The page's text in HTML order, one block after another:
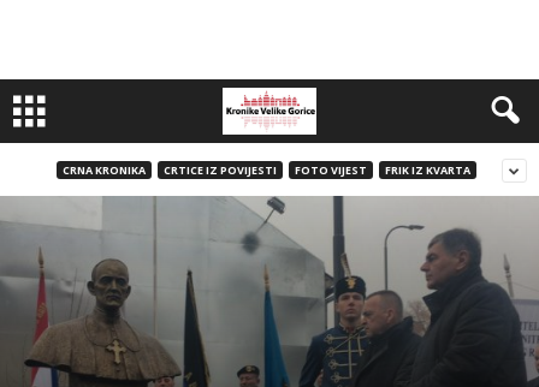
CRNA KRONIKA CRTICE IZ POVIJESTI FOTO VIJEST FRIK IZ KVARTA